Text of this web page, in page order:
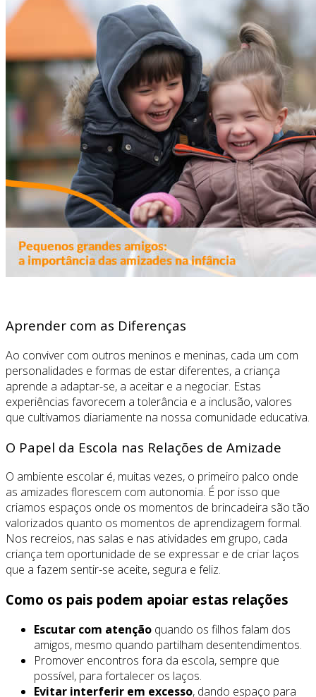
Aprender com as Diferenças
Ao conviver com outros meninos e meninas, cada um com
personalidades e formas de estar diferentes, a criança
aprende a adaptar-se, a aceitar e a negociar. Estas
experiências favorecem a tolerância e a inclusão, valores
que cultivamos diariamente na nossa comunidade educativa.
O Papel da Escola nas Relações de Amizade
O ambiente escolar é, muitas vezes, o primeiro palco onde
as amizades florescem com autonomia. É por isso que
criamos espaços onde os momentos de brincadeira são tão
valorizados quanto os momentos de aprendizagem formal.
Nos recreios, nas salas e nas atividades em grupo, cada
criança tem oportunidade de se expressar e de criar laços
que a fazem sentir-se aceite, segura e feliz.
Como os pais podem apoiar estas relações
Escutar com atenção quando os filhos falam dos
amigos, mesmo quando partilham desentendimentos.
Promover encontros fora da escola, sempre que
possível, para fortalecer os laços.
Evitar interferir em excesso, dando espaço para